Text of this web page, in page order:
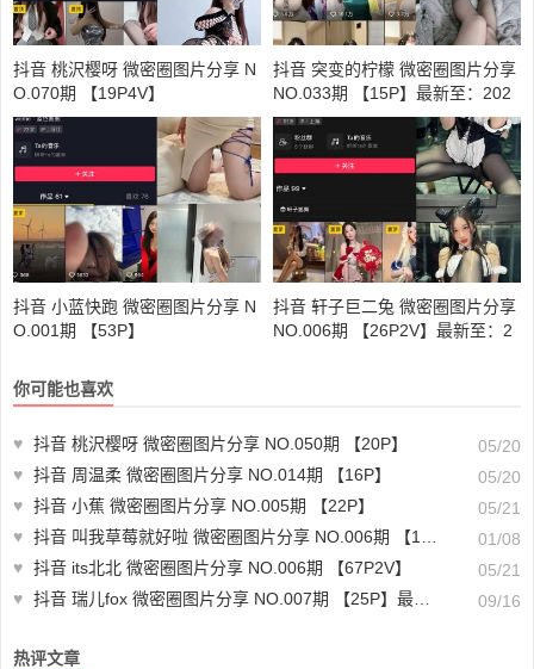
抖音 桃沢樱呀 微密圈图片分享 N
O.070期 【19P4V】
抖音 突变的柠檬 微密圈图片分享
NO.033期 【15P】最新至：202
3.11.06
抖音 小蓝快跑 微密圈图片分享 N
O.001期 【53P】
抖音 轩子巨二兔 微密圈图片分享
NO.006期 【26P2V】最新至：2
你可能也喜欢
♥ 抖音 桃沢樱呀 微密圈图片分享 NO.050期 【20P】
05/20
♥ 抖音 周温柔 微密圈图片分享 NO.014期 【16P】
05/20
♥ 抖音 小蕉 微密圈图片分享 NO.005期 【22P】
05/21
♥ 抖音 叫我草莓就好啦 微密圈图片分享 NO.006期 【12P2V】最新至：2024.12.16
01/08
♥ 抖音 its北北 微密圈图片分享 NO.006期 【67P2V】
05/21
♥ 抖音 瑞儿fox 微密圈图片分享 NO.007期 【25P】最新至：2024.9.12 09/16
热评文章